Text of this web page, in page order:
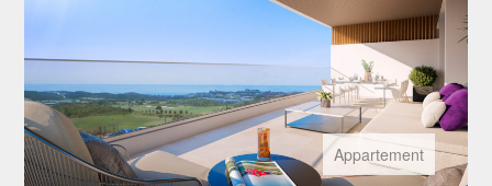
Appartement